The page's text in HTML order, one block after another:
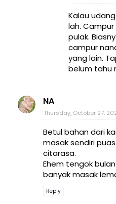
Kalau
lah.
pulak.
campur
yang lain.
belum tahu
NA
Thursday, October 27,
Betul bahan dari
masak sendiri
citarasa.
Ehem tengok
banyak masak
Reply